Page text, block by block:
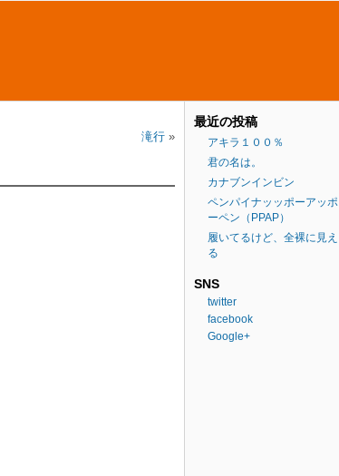
滝行»
最近の投稿
アキラ１００％
君の名は。
カナブンインビン
ペンパイナッッポーアッポ
ーペン（PPAP）
履いてるけど、全裸に見え
る
SNS
twitter
facebook
Google+